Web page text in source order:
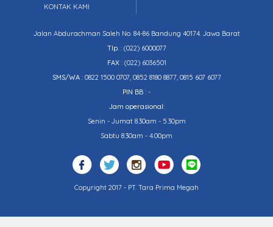
KONTAK KAMI
Jalan Abdurachman Saleh No. 84-86 Bandung 40174. Jawa Barat
Tlp.: (022) 6000077
FAX: (022) 6036501
SMS/WA: 0822 1500 0707, 0852 8180 8877, 0815 607 6077
PIN BB : -
Jam operasional:
Senin - Jumat 8.30am - 5.30pm
Sabtu 8.30am - 4.00pm
Copyright 2017 - PT. Tara Prima Megah